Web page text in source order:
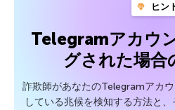
ヒン
Telegramアカウ
グされた場合
詐欺師があなたのTelegramアカ
している兆候を検知する方法と